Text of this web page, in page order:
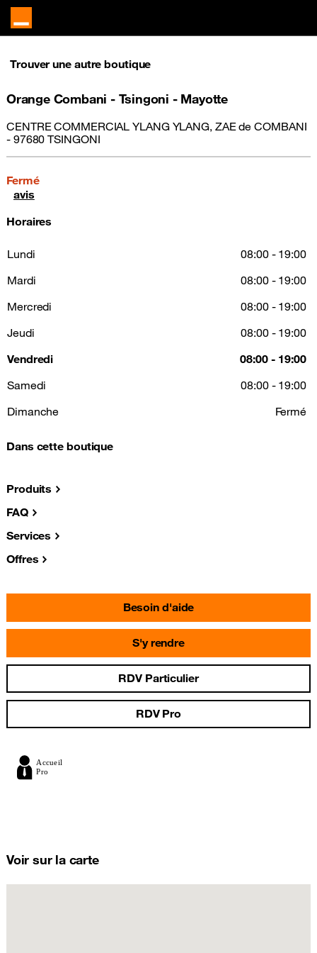
Trouver une autre boutique
Orange Combani - Tsingoni - Mayotte
CENTRE COMMERCIAL YLANG YLANG, ZAE de COMBANI
- 97680 TSINGONI
Fermé
avis
Horaires
Lundi
08:00 - 19:00
Mardi
08:00 - 19:00
Mercredi
08:00 - 19:00
Jeudi
08:00 - 19:00
Vendredi
08:00 - 19:00
Samedi
08:00 - 19:00
Dimanche
Fermé
Dans cette boutique
Produits
FAQ
Services
Offres
Besoin d'aide
S'y rendre
RDV Particulier
RDV Pro
Voir sur la carte